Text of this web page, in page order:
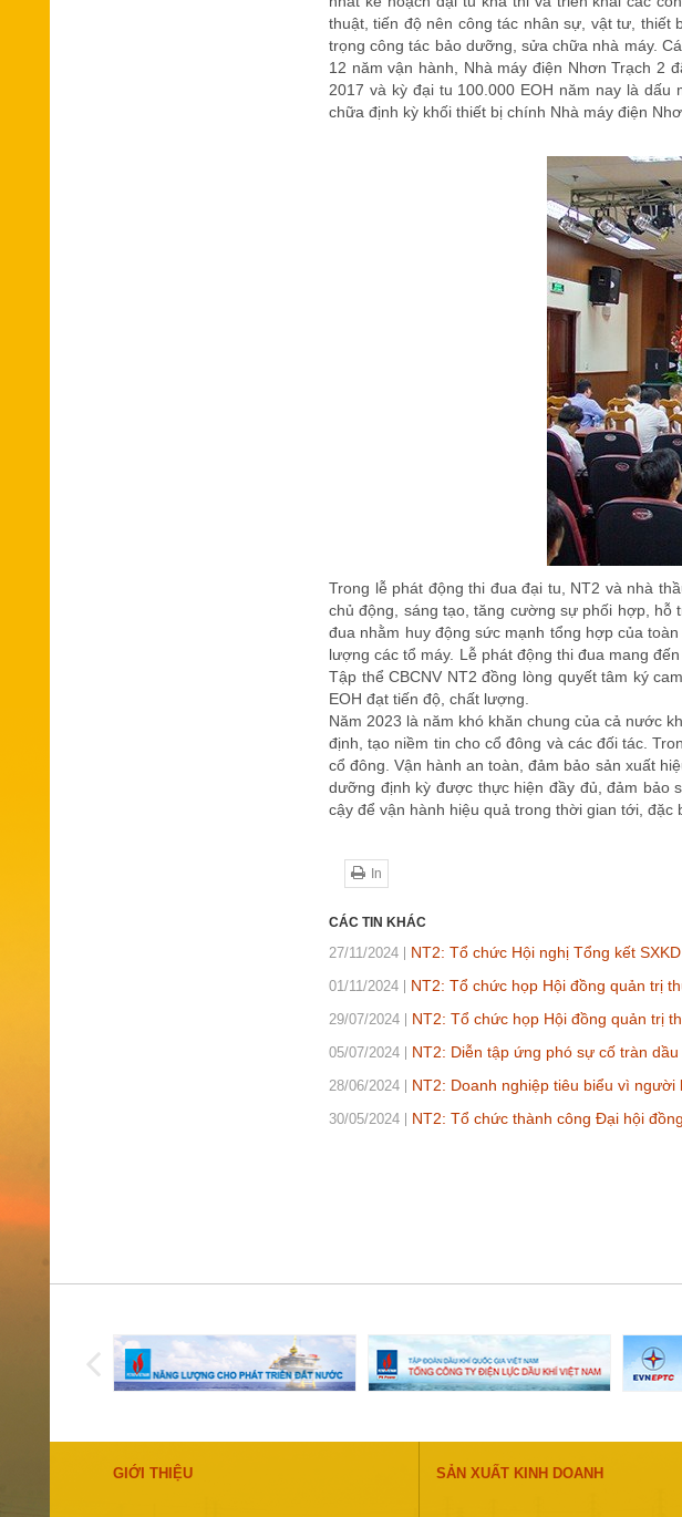
thuật, tiến độ nên công tác nhân sự, vật tư, thiết
trọng công tác bảo dưỡng, sửa chữa nhà máy.
12 năm vận hành, Nhà máy điện Nhơn Trạch 2
2017 và kỳ đại tu 100.000 EOH năm nay là
chữa định kỳ khối thiết bị chính Nhà máy điện
Trong lễ phát động thi đua đại tu, NT2 và nhà
chủ động, sáng tạo, tăng cường sự phối hợp, hỗ
đua nhằm huy động sức mạnh tổng hợp của
lượng các tổ máy. Lễ phát động thi đua mang
Tập thể CBCNV NT2 đồng lòng quyết tâm ký
EOH đạt tiến độ, chất lượng.
Năm 2023 là năm khó khăn chung của cả nước
định, tạo niềm tin cho cổ đông và các đối tác.
cổ đông. Vận hành an toàn, đảm bảo sản xuất
dưỡng định kỳ được thực hiện đầy đủ, đảm bảo
cậy để vận hành hiệu quả trong thời gian tới, đặc
In
CÁC TIN KHÁC
27/11/2024 NT2: Tổ chức Hội nghị Tổng kết
01/11/2024 NT2: Tổ chức họp Hội đồng quản trị
29/07/2024 NT2: Tổ chức họp Hội đồng quản trị
05/07/2024 NT2: Diễn tập ứng phó sự cố tràn
28/06/2024 NT2: Doanh nghiệp tiêu biểu vì người
30/05/2024 NT2: Tổ chức thành công Đại hội
GIỚI THIỆU SẢN XUẤT KINH DOANH